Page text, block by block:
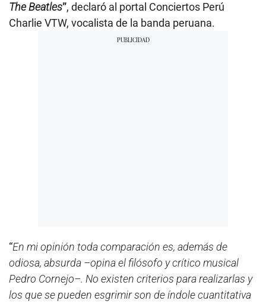
The Beatles”, declaró al portal Conciertos Perú
Charlie VTW, vocalista de la banda peruana.
“En mi opinión toda comparación es, además de
odiosa, absurda –opina el filósofo y crítico musical
Pedro Cornejo–. No existen criterios para realizarlas y
los que se pueden esgrimir son de índole cuantitativa